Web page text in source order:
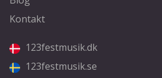
Kontakt
123festmusik.dk
123festmusik.se